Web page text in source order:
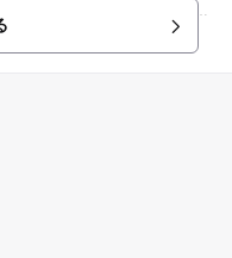
、幼児用のプールを備えてい
ンにオープンし、夏休み期
施設内には体育館もあり、バ